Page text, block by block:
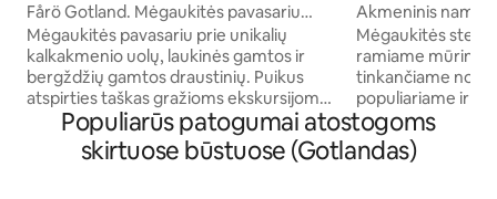
Fårö Gotland. Mėgaukitės pavasariu
raukare ir gražia gamta
Mėgaukitės pavasariu prie unikalių
kalkakmenio uolų, laukinės gamtos ir
bergždžių gamtos draustinių. Puikus
atspirties taškas gražioms ekskursijoms
ir žygiams Fårö, nepriklausomai nuo oro
sąlygų. Digerhuvud, Langhammars ir
Helgumannen pėsčiomis ir dviračiais.
Akmeninis namas
stebuklingu
Mėgaukitės
ramiame
tinkančiame
populiariame ir
Name yra 45 kv.
jame yra viskas,
maitinimuisi, o
Populiarūs patogumai atostogoms
skirtuose būstuose (Gotlandas)